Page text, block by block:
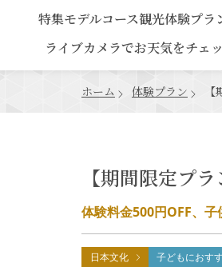
特集モデルコース観光体験プラ
ライブカメラでお天気をチェ
ホーム 体験プラン
【期間限定プ
体験料金500円OFF、子
日本文化 子どもにおす